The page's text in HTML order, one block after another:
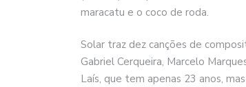
maracatu e o coco de roda.
Solar traz dez canções de
Gabriel Cerqueira, Marcelo
Laís, que tem apenas 23 anos,